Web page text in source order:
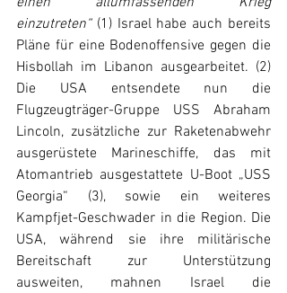
einzutreten“ (1) Israel habe auch bereits
Pläne für eine Bodenoffensive gegen die
Hisbollah im Libanon ausgearbeitet. (2)
Die USA entsendete nun die
Flugzeugträger-Gruppe USS Abraham
Lincoln, zusätzliche zur Raketenabwehr
ausgerüstete Marineschiffe, das mit
Atomantrieb ausgestattete U-Boot „USS
Georgia“ (3), sowie ein weiteres
Kampfjet-Geschwader in die Region. Die
USA, während sie ihre militärische
Bereitschaft zur Unterstützung
ausweiten, mahnen Israel die